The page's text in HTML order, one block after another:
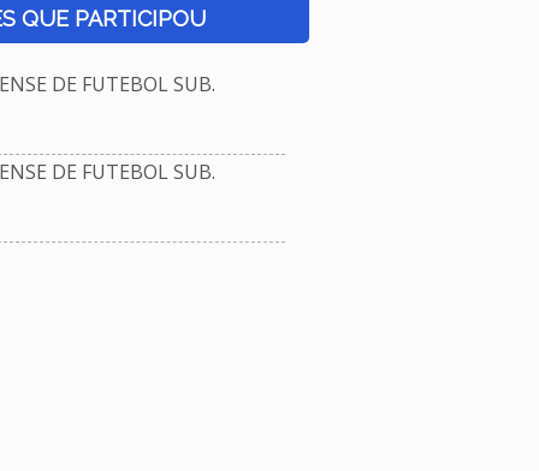
QUE PARTICIPOU
DE FUTEBOL SUB.
DE FUTEBOL SUB.